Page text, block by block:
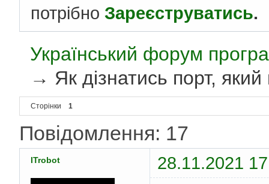
потрібно Зареєструватись.
Український форум
→ Як дізнатись порт,
Сторінки 1
Повідомлення: 17
ITrobot 28.11.2021